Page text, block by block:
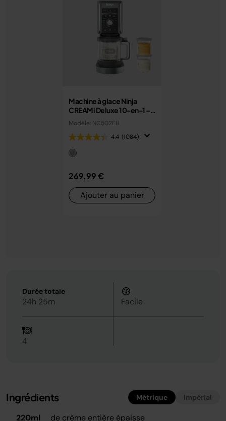
Machine à glace Ninja
CREAMi Deluxe 10-en-1 –
Glaces, sorbets et gelato
maison
Modèle: NC502EU
4.4 (1084)
269,99 €
Ajouter au panier
Durée totale
24h 25m Facile
4
Ingrédients Métrique Impérial
220ml de crème entière épaisse